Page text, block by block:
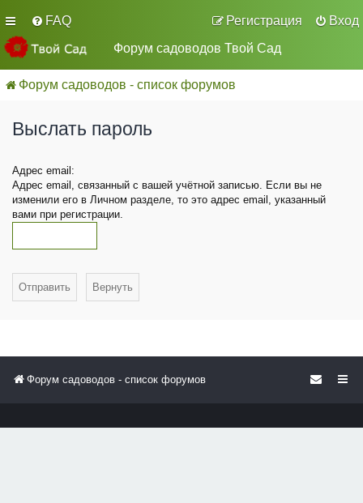
FAQ Вход
Регистрация
Форум садоводов Твой Сад
Форум садоводов - список форумов
Выслать пароль
Адрес email:
Адрес email, связанный с вашей учётной записью. Если вы не
изменили его в Личном разделе, то это адрес email, указанный
вами при регистрации.
Форум садоводов - список форумов